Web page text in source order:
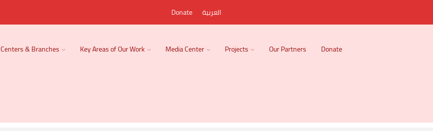
Donate العربية
Centers & Branches Key Areas of Our Work Media Center Projects Our Partners Donate